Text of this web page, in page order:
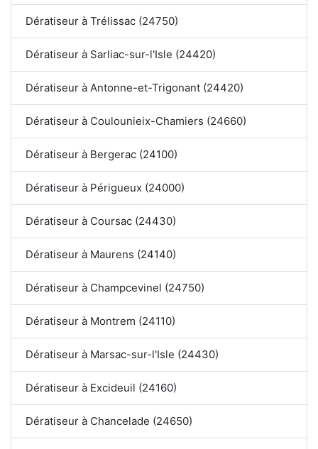
Dératiseur à Trélissac (24750)
Dératiseur à Sarliac-sur-l'Isle (24420)
Dératiseur à Antonne-et-Trigonant (24420)
Dératiseur à Coulounieix-Chamiers (24660)
Dératiseur à Bergerac (24100)
Dératiseur à Périgueux (24000)
Dératiseur à Coursac (24430)
Dératiseur à Maurens (24140)
Dératiseur à Champcevinel (24750)
Dératiseur à Montrem (24110)
Dératiseur à Marsac-sur-l'Isle (24430)
Dératiseur à Excideuil (24160)
Dératiseur à Chancelade (24650)